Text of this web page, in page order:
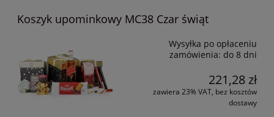
Koszyk upominkowy MC38 Czar świąt
Wysyłka po opłaceniu
zamówienia: do 8 dni
221,28 zł
zawiera 23% VAT, bez kosztów
dostawy